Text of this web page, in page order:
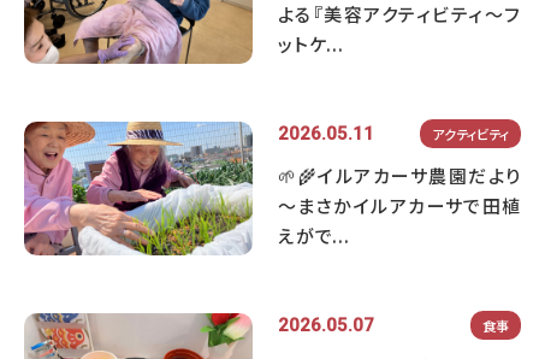
よる『美容アクティビティ～フ
ットケ...
2026.05.11 アクティビティ
🌱🌾イルアカーサ農園だより
～まさかイルアカーサで田植
えがで...
2026.05.07 食事